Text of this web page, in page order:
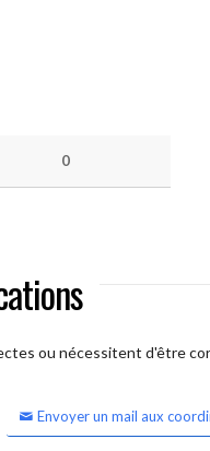
0
ou nécessitent d'être
Envoyer un mail aux